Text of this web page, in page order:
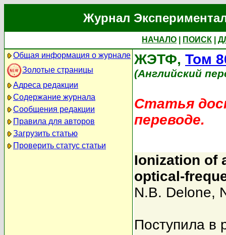
Журнал
НАЧАЛО ПОИСК
Общая информация о журнале
Золотые страницы
Адреса редакции
Содержание журнала
Сообщения редакции
Правила для авторов
Загрузить статью
Проверить статус статьи
ЖЭТФ, Том
(Английский
Статья
переводе.
Ionization of
optical-
N.B. Delone,
Поступила в